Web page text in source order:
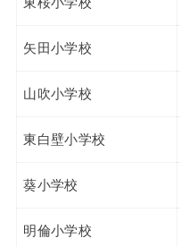
矢田小学校
山吹小学校
東白壁小学校
葵小学校
明倫小学校